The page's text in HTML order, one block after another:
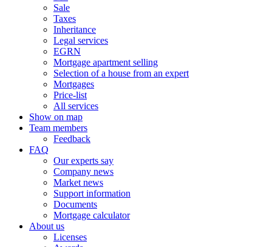
Sale
Taxes
Inheritance
Legal services
EGRN
Mortgage apartment selling
Selection of a house from an expert
Mortgages
Price-list
All services
Show on map
Team members
Feedback
FAQ
Our experts say
Company news
Market news
Support information
Documents
Mortgage calculator
About us
Licenses